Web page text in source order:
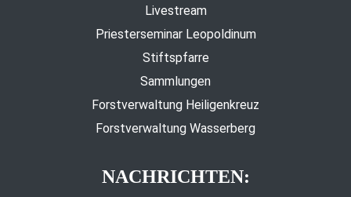
Livestream
Priesterseminar Leopoldinum
Stiftspfarre
Sammlungen
Forstverwaltung Heiligenkreuz
Forstverwaltung Wasserberg
NACHRICHTEN: